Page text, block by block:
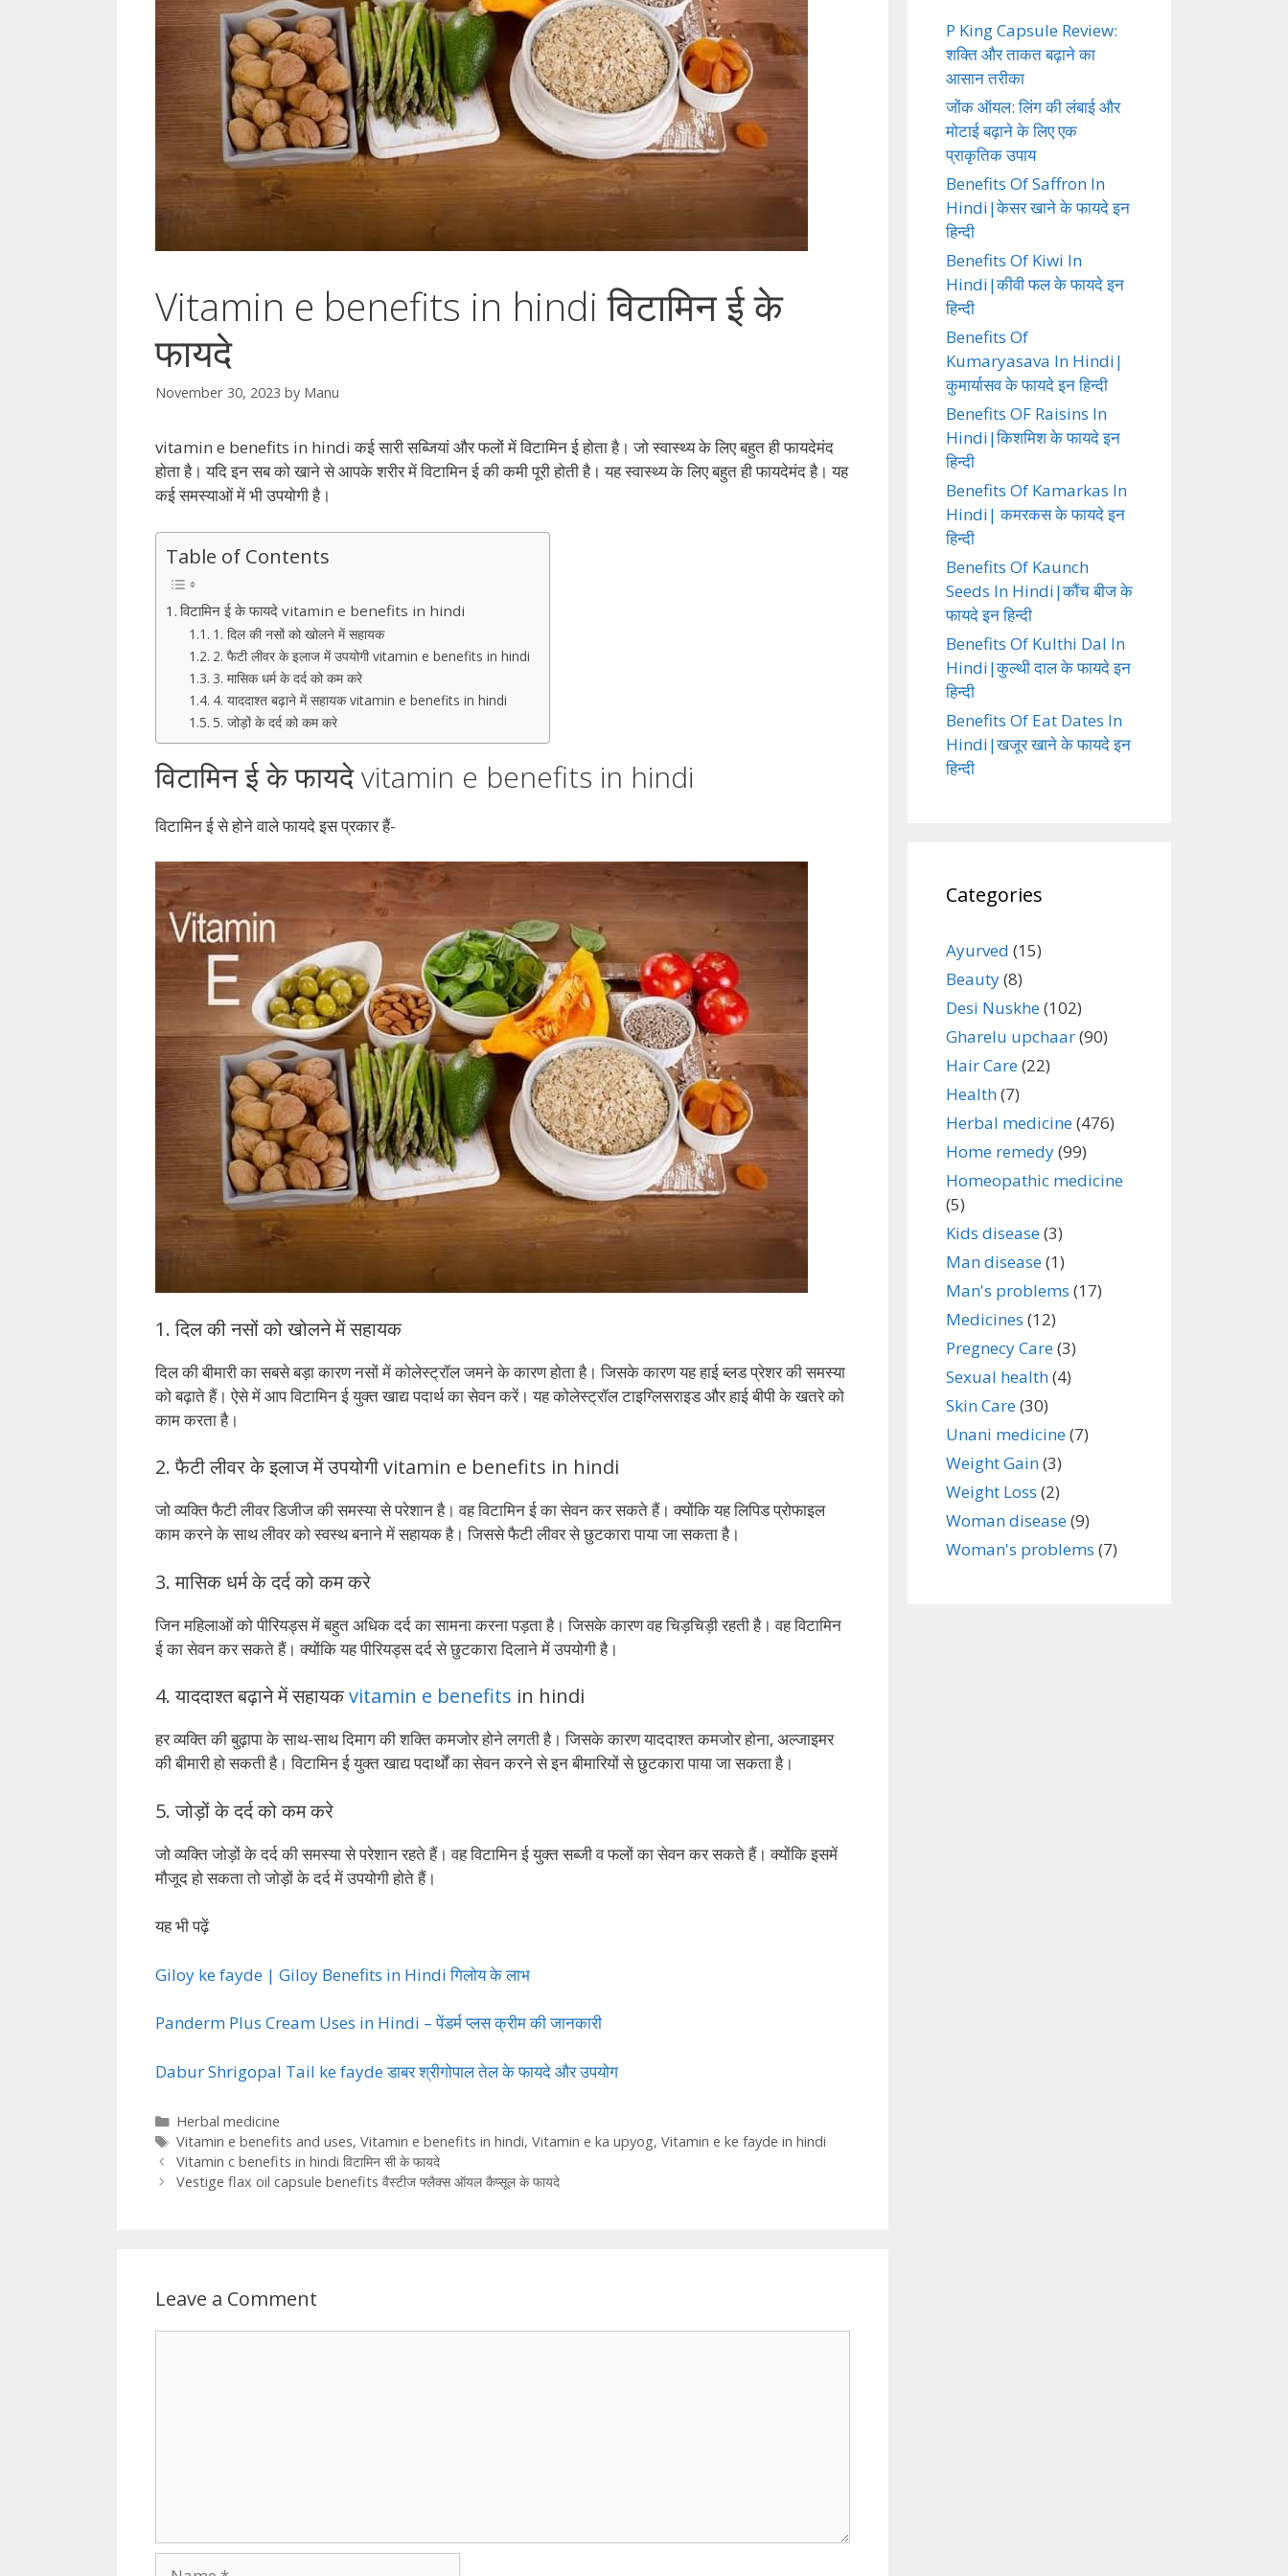
Vitamin e benefits in hindi विटामिन ई के
फायदे
November 30, 2023 by Manu
vitamin e benefits in hindi कई सारी सब्जियां और फलों में विटामिन ई होता है। जो स्वास्थ्य के लिए बहुत ही फायदेमंद
होता है। यदि इन सब को खाने से आपके शरीर में विटामिन ई की कमी पूरी होती है। यह स्वास्थ्य के लिए बहुत ही फायदेमंद है। यह
कई समस्याओं में भी उपयोगी है।
Table of Contents
विटामिन ई के फायदे vitamin e benefits in hindi
1. दिल की नसों को खोलने में सहायक
2. फैटी लीवर के इलाज में उपयोगी vitamin e benefits in hindi
3. मासिक धर्म के दर्द को कम करे
4. याददाश्त बढ़ाने में सहायक vitamin e benefits in hindi
5. जोड़ों के दर्द को कम करे
विटामिन ई के फायदे vitamin e benefits in hindi
विटामिन ई से होने वाले फायदे इस प्रकार हैं-
1. दिल की नसों को खोलने में सहायक
दिल की बीमारी का सबसे बड़ा कारण नसों में कोलेस्ट्रॉल जमने के कारण होता है। जिसके कारण यह हाई ब्लड प्रेशर की समस्या
को बढ़ाते हैं। ऐसे में आप विटामिन ई युक्त खाद्य पदार्थ का सेवन करें। यह कोलेस्ट्रॉल टाइग्लिसराइड और हाई बीपी के खतरे को
काम करता है।
2. फैटी लीवर के इलाज में उपयोगी vitamin e benefits in hindi
जो व्यक्ति फैटी लीवर डिजीज की समस्या से परेशान है। वह विटामिन ई का सेवन कर सकते हैं। क्योंकि यह लिपिड प्रोफाइल
काम करने के साथ लीवर को स्वस्थ बनाने में सहायक है। जिससे फैटी लीवर से छुटकारा पाया जा सकता है।
3. मासिक धर्म के दर्द को कम करे
जिन महिलाओं को पीरियड्स में बहुत अधिक दर्द का सामना करना पड़ता है। जिसके कारण वह चिड़चिड़ी रहती है। वह विटामिन
ई का सेवन कर सकते हैं। क्योंकि यह पीरियड्स दर्द से छुटकारा दिलाने में उपयोगी है।
4. याददाश्त बढ़ाने में सहायकvitamin e benefits in hindi
हर व्यक्ति की बुढ़ापा के साथ-साथ दिमाग की शक्ति कमजोर होने लगती है। जिसके कारण याददाश्त कमजोर होना, अल्जाइमर
की बीमारी हो सकती है। विटामिन ई युक्त खाद्य पदार्थों का सेवन करने से इन बीमारियों से छुटकारा पाया जा सकता है।
5. जोड़ों के दर्द को कम करे
जो व्यक्ति जोड़ों के दर्द की समस्या से परेशान रहते हैं। वह विटामिन ई युक्त सब्जी व फलों का सेवन कर सकते हैं। क्योंकि इसमें
मौजूद हो सकता तो जोड़ों के दर्द में उपयोगी होते हैं।
यह भी पढ़ें
Giloy ke fayde | Giloy Benefits in Hindi गिलोय के लाभ
Panderm Plus Cream Uses in Hindi – पेंडर्म प्लस क्रीम की जानकारी
Dabur Shrigopal Tail ke fayde डाबर श्रीगोपाल तेल के फायदे और उपयोग
Categories
Herbal medicine
Tags
Vitamin e benefits and uses, Vitamin e benefits in hindi, Vitamin e ka upyog, Vitamin e ke fayde in hindi
Vitamin c benefits in hindi विटामिन सी के फायदे
Vestige flax oil capsule benefits वैस्टीज फ्लैक्स ऑयल कैप्सूल के फायदे
Leave a Comment
P King Capsule Review:
शक्ति और ताकत बढ़ाने का
आसान तरीका
जोंक ऑयल: लिंग की लंबाई और
मोटाई बढ़ाने के लिए एक
प्राकृतिक उपाय
Benefits Of Saffron In
Hindi|केसर खाने के फायदे इन
हिन्दी
Benefits Of Kiwi In
Hindi|कीवी फल के फायदे इन
हिन्दी
Benefits Of
Kumaryasava In Hindi|
कुमार्यासव के फायदे इन हिन्दी
Benefits OF Raisins In
Hindi|किशमिश के फायदे इन
हिन्दी
Benefits Of Kamarkas In
Hindi| कमरकस के फायदे इन
हिन्दी
Benefits Of Kaunch
Seeds In Hindi|कौंच बीज के
फायदे इन हिन्दी
Benefits Of Kulthi Dal In
Hindi|कुल्थी दाल के फायदे इन
हिन्दी
Benefits Of Eat Dates In
Hindi|खजूर खाने के फायदे इन
हिन्दी
Categories
Ayurved (15)
Beauty(8)
Desi Nuskhe(102)
Gharelu upchaar(90)
Hair Care(22)
Health(7)
Herbal medicine(476)
Home remedy(99)
Homeopathic medicine
(5)
Kids disease(3)
Man disease(1)
Man's problems (17)
Medicines (12)
Pregnecy Care(3)
Sexual health(4)
Skin Care(30)
Unani medicine(7)
Weight Gain(3)
Weight Loss (2)
Woman disease(9)
Woman's problems (7)